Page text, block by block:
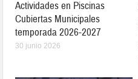
Actividades en Piscinas
Cubiertas Municipales
temporada 2026-2027